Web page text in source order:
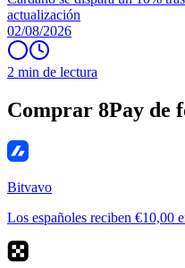
actualización
02/08/2026
2 min de lectura
Comprar 8Pay de
Bitvavo
Los españoles reciben €10,00